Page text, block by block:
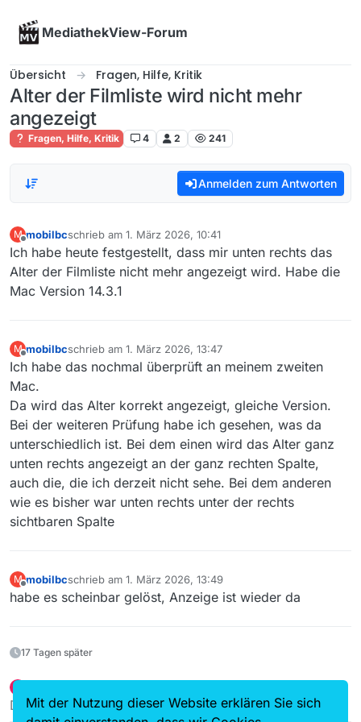
MediathekView-Forum
Übersicht Fragen, Hilfe, Kritik
Alter der Filmliste wird nicht mehr
angezeigt
Fragen, Hilfe, Kritik 4 2 241
Anmelden zum Antworten
M
Offline
mobilbcschrieb am 1. März 2026, 10:41
zuletzt editiert von
Ich habe heute festgestellt, dass mir unten rechts das
Alter der Filmliste nicht mehr angezeigt wird. Habe die
Mac Version 14.3.1
M
Offline
mobilbcschrieb am 1. März 2026, 13:47
zuletzt editiert von
Ich habe das nochmal überprüft an meinem zweiten
Mac.
Da wird das Alter korrekt angezeigt, gleiche Version.
Bei der weiteren Prüfung habe ich gesehen, was da
unterschiedlich ist. Bei dem einen wird das Alter ganz
unten rechts angezeigt an der ganz rechten Spalte,
auch die, die ich derzeit nicht sehe. Bei dem anderen
wie es bisher war unten rechts unter der rechts
sichtbaren Spalte
M
Offline
mobilbcschrieb am 1. März 2026, 13:49
zuletzt editiert von
habe es scheinbar gelöst, Anzeige ist wieder da
17 Tagen später
Offline
Dieser Beitrag wurde gelöscht!
Mit der Nutzung dieser Website erklären Sie sich